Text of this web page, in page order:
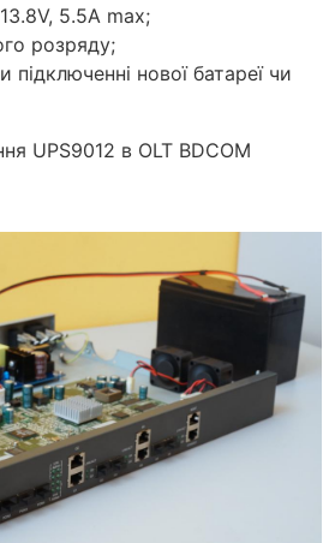
5.5A max;
розряду;
нової батареї чи
UPS9012 в OLT BDCOM